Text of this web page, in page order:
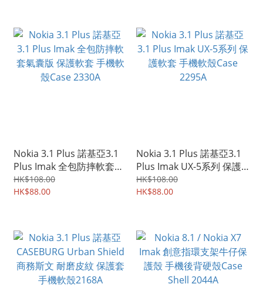
Nokia 3.1 Plus 諾基亞3.1
Plus Imak 全包防摔軟套氣
囊版 保護軟套 手機軟殼
Case 2330A
HK$108.00
HK$88.00
Nokia 3.1 Plus 諾基亞3.1
Plus Imak UX-5系列 保護
軟套 手機軟殼Case 2295A
HK$108.00
HK$88.00